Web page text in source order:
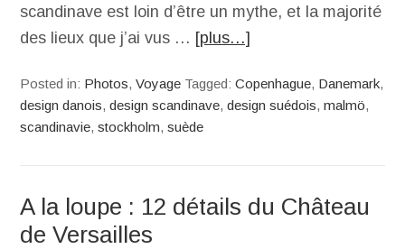
scandinave est loin d’être un mythe, et la majorité
des lieux que j’ai vus … [plus…]
Posted in: Photos,Voyage Tagged:Copenhague, Danemark,
design danois,design scandinave,design suédois,malmö,
scandinavie,stockholm,suède
A la loupe : 12 détails du Château
de Versailles